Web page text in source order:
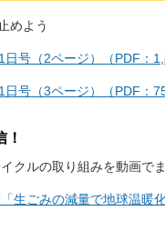
めよう
日号（2ページ）（PDF：
日号（3ページ）（PDF：
クルの取り組みを動画でま
生ごみの減量で地球温暖化